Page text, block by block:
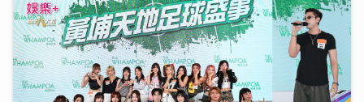
古淖文率多位歌手黃埔天地美食坊演出 女團成員分享睇
波心得同場展現球技
19/07/2026